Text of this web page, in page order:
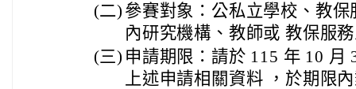
(二) 參賽對象：公私立學校、教
內研究機構、教師或 教保服
(三) 申請期限：請於 115 年 10 月
上述申請相關資料 ，於期限